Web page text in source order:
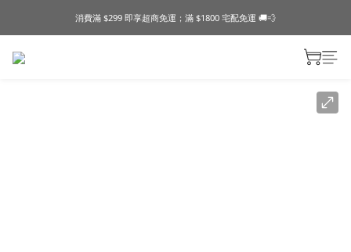
消費滿 $299 即享超商免運；滿 $1800 宅配免運 🚚💨